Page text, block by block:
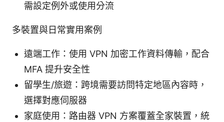
需設定例外或使用分流
多裝置與日常實用案例
遠端工作：使用 VPN 加密工作資料傳輸，配合
MFA 提升安全性
留學生/旅遊：跨境需要訪問特定地區內容時，
選擇對應伺服器
家庭使用：路由器 VPN 方案覆蓋全家裝置，統